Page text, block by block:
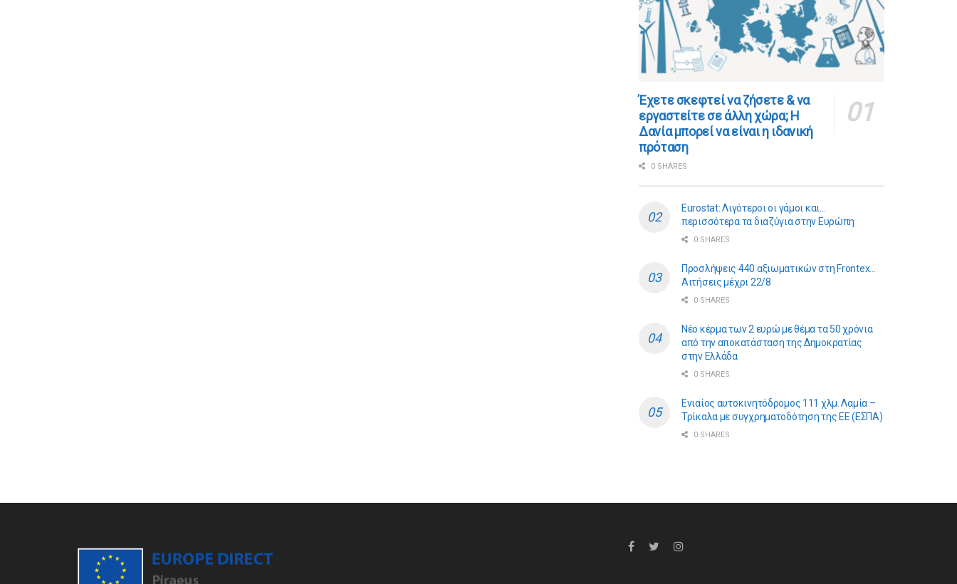
​​Έχετε σκεφτεί να ζήσετε & να
εργαστείτε σε άλλη χώρα; Η
Δανία μπορεί να είναι η ιδανική
πρόταση
0 SHARES
Eurostat: Λιγότεροι οι γάμοι και…
περισσότερα τα διαζύγια στην Ευρώπη
0 SHARES
Προσλήψεις 440 αξιωματικών στη Frontex…
Αιτήσεις μέχρι 22/8
0 SHARES
Νέο κέρμα των 2 ευρώ με θέμα τα 50 χρόνια
από την αποκατάσταση της Δημοκρατίας
στην Ελλάδα
0 SHARES
Ενιαίος αυτοκινητόδρομος 111 χλμ. Λαμία –
Τρίκαλα με συγχρηματοδότηση της ΕE (ΕΣΠΑ)
0 SHARES